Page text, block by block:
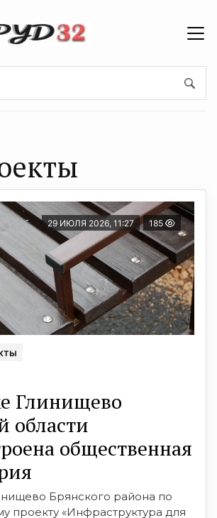
29 ИЮЛЯ 2026, 11:27 185
Глинищево
области
общественная
Брянского района по
проекту «Инфраструктура для